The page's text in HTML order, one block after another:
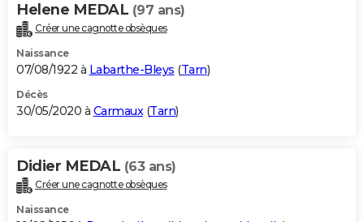
Helene MEDAL (97 ans)
Créer une cagnotte obsèques
Naissance
07/08/1922 à Labarthe-Bleys (Tarn)
Décès
30/05/2020 à Carmaux(Tarn)
Didier MEDAL (63 ans)
Créer une cagnotte obsèques
Naissance